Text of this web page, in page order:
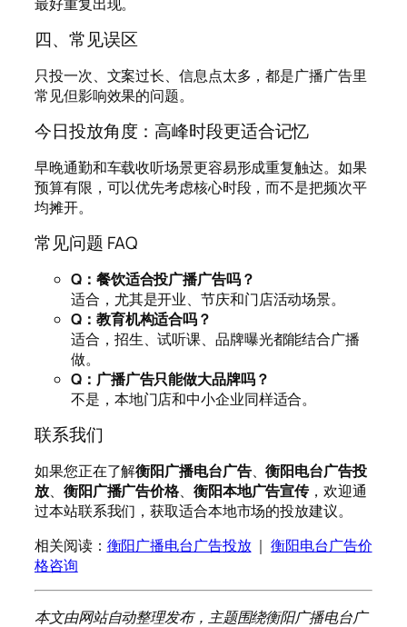
四、常见误区
只投一次、文案过长、信息点太多，都是广播广告里
常见但影响效果的问题。
今日投放角度：高峰时段更适合记忆
早晚通勤和车载收听场景更容易形成重复触达。如果
预算有限，可以优先考虑核心时段，而不是把频次平
均摊开。
常见问题 FAQ
Q：餐饮适合投广播广告吗？
适合，尤其是开业、节庆和门店活动场景。
Q：教育机构适合吗？
适合，招生、试听课、品牌曝光都能结合广播
做。
Q：广播广告只能做大品牌吗？
不是，本地门店和中小企业同样适合。
联系我们
如果您正在了解衡阳广播电台广告、衡阳电台广告投
放、 衡阳广播广告价格、 衡阳本地广告宣传，欢迎通
过本站联系我们，获取适合本地市场的投放建议。
相关阅读： 衡阳广播电台广告投放｜衡阳电台广告价
格咨询
本文由网站自动整理发布，主题围绕衡阳广播电台广